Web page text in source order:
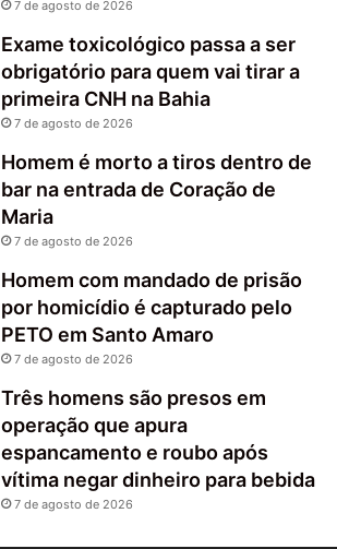
7 de agosto de 2026
Exame toxicológico passa a ser
obrigatório para quem vai tirar a
primeira CNH na Bahia
7 de agosto de 2026
Homem é morto a tiros dentro de
bar na entrada de Coração de
Maria
7 de agosto de 2026
Homem com mandado de prisão
por homicídio é capturado pelo
PETO em Santo Amaro
7 de agosto de 2026
Três homens são presos em
operação que apura
espancamento e roubo após
vítima negar dinheiro para bebida
7 de agosto de 2026